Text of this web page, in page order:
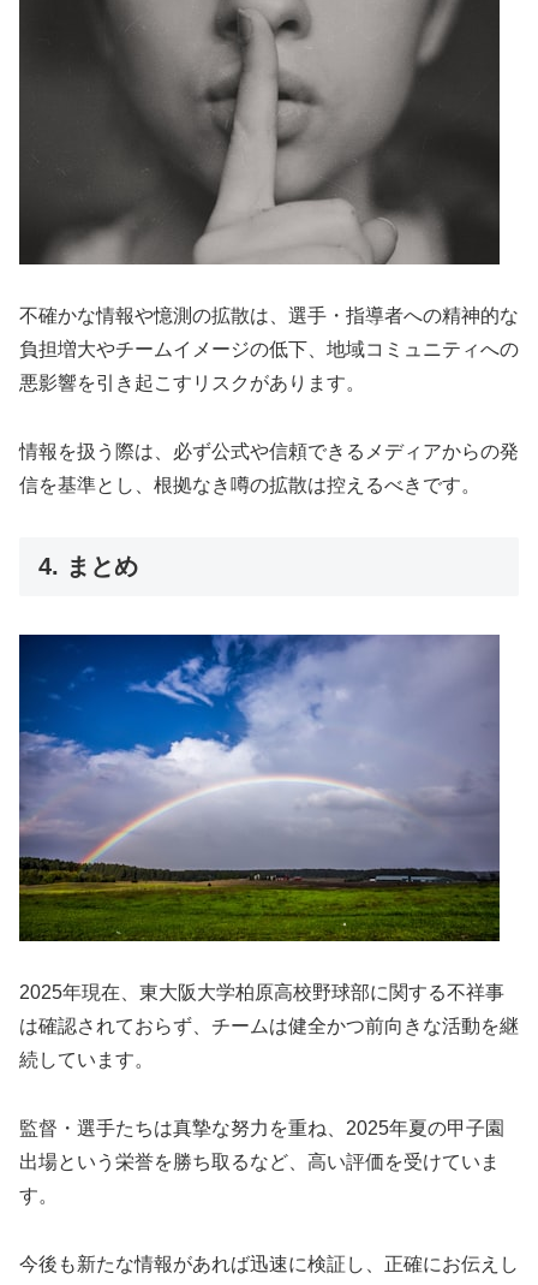
不確かな情報や憶測の拡散は、選手・指導者への精神的な
負担増大やチームイメージの低下、地域コミュニティへの
悪影響を引き起こすリスクがあります。
情報を扱う際は、必ず公式や信頼できるメディアからの発
信を基準とし、根拠なき噂の拡散は控えるべきです。
4. まとめ
2025年現在、東大阪大学柏原高校野球部に関する不祥事
は確認されておらず、チームは健全かつ前向きな活動を継
続しています。
監督・選手たちは真摯な努力を重ね、2025年夏の甲子園
出場という栄誉を勝ち取るなど、高い評価を受けていま
す。
今後も新たな情報があれば迅速に検証し、正確にお伝えし